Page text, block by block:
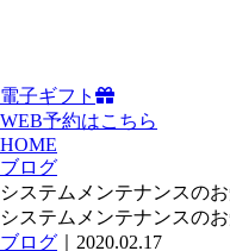
電子ギフト
WEB予約はこちら
HOME
ブログ
システムメンテナンスの
システムメンテナンスの
ブログ ｜2020.02.17